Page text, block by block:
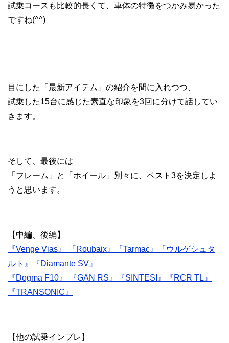
試乗コースも比較的長くて、車体の特徴をつかみ易かった
ですね(^^)
目にした「最新アイテム」の紹介を間に入れつつ、
試乗した15台に感じた素直な印象を3回に分けて話してい
きます。
そして、最後には
「フレーム」と「ホイール」別々に、ベスト3を決定しよ
うと思います。
【中編、後編】
『Venge Vias』 『Roubaix』『Tarmac』『ウルゲシュタ
ルト』『Diamante SV』
『Dogma F10』 『GAN RS』『SINTESI』『RCR TL』
『TRANSONIC』
【他の試乗インプレ】